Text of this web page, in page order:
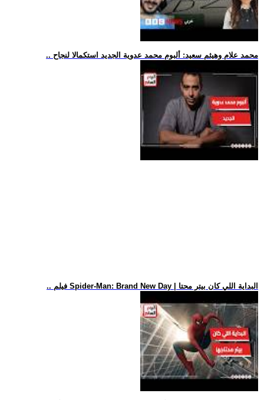
.. محمد علام وهيثم سعيد: ألبوم محمد عدوية الجديد استكمالا لنجاح
.. فيلم Spider-Man: Brand New Day | البداية اللي كان بيتر محتا